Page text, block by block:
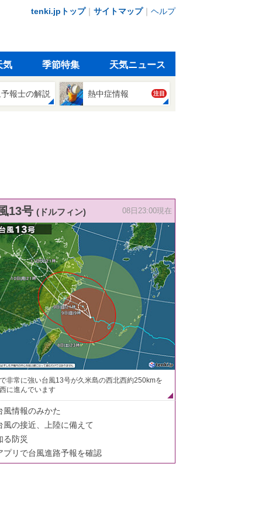
tenki.jpトップ｜ サイトマップ｜ ヘルプ
気 季節特集 天気ニュース
報士の解説 熱中症情報 注目
13号 (ドルフィン) 08日23:00現在
非常に強い台風13号が久米島の西北西約250kmを
に進んでいます
風情報のみかた
風の接近、上陸に備えて
る防災
プリで台風進路予報を確認